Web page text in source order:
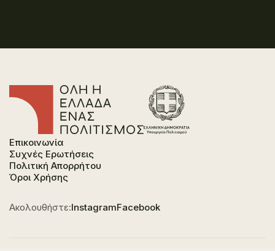
Επικοινωνία
Συχνές Ερωτήσεις
Πολιτική Απορρήτου
Όροι Χρήσης
Ακολουθήστε:InstagramFacebook